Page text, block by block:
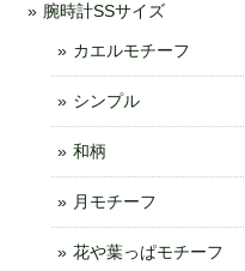
腕時計SSサイズ
カエルモチーフ
シンプル
和柄
月モチーフ
花や葉っぱモチーフ